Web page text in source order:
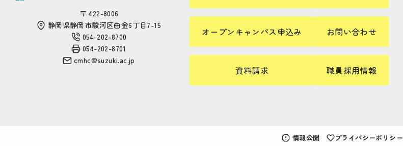
〒 422-8006
静岡県静岡市駿河区曲金6丁目7-15
054-202-8700
054-202-8701
cmhc@suzuki.ac.jp
オープンキャンパス申込み
資料請求
お問い合わせ
職員採用情報
情報公開 プライバシーポリシー